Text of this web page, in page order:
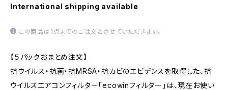
International shipping available
この商品は1点までのご注文とさせていただきます。
【５パックおまとめ注文】
抗ウイルス・抗菌・抗MRSA・抗カビのエビデンスを取得した、抗
ウイルスエアコンフィルター「ecowinフィルター」は、現在お使い